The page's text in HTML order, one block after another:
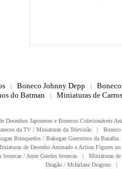
| Boneco Johnny Depp |
do Batman | Miniaturas de
Desenhos Japoneses e Bonecos Colecionáveis
da TV / Miniaturas da Televisão |
Brinquedos / Bakugan Guerreiros da Batalha
de Desenho Animado e Action Figures
bonecas / Anne Guedes bonecas |
Miniaturas
Dragão / Mcfarlane Dragons
|